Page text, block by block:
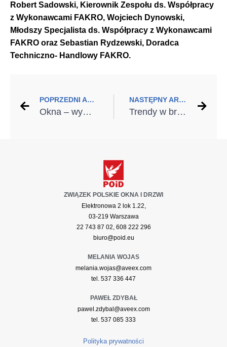
Robert Sadowski, Kierownik Zespołu ds. Współpracy
z Wykonawcami FAKRO, Wojciech Dynowski,
Młodszy Specjalista ds. Współpracy z Wykonawcami
FAKRO oraz Sebastian Rydzewski, Doradca
Techniczno- Handlowy FAKRO.
POPRZEDNI ARTYKUŁ
Okna – wymienić czy uszczelnić?
NASTĘPNY ARTYKUŁ
Trendy w bramach zdalnie sterowanych: ekspert wymienia 4 top funkcje
ZWIĄZEK POLSKIE OKNA I DRZWI
Elektronowa 2 lok 1.22,
03-219 Warszawa
22 743 87 02, 608 222 296
biuro@poid.eu
MELANIA WOJAS
melania.wojas@aveex.com
tel. 537 336 447
PAWEŁ ZDYBAŁ
pawel.zdybal@aveex.com
tel. 537 085 333
Polityka prywatności